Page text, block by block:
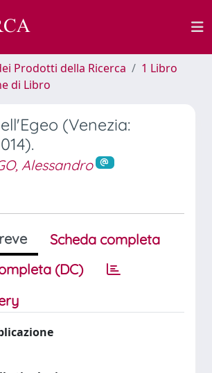
Prodotti della Ricerca
1 Libro
di Libro
(Venezia:
Alessandro
Scheda completa
(DC)